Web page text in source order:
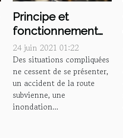
Principe et
fonctionnement
d’une assurance
auto
24 juin 2021 01:22
Des situations compliquées
ne cessent de se présenter,
un accident de la route
subvienne, une
inondation...